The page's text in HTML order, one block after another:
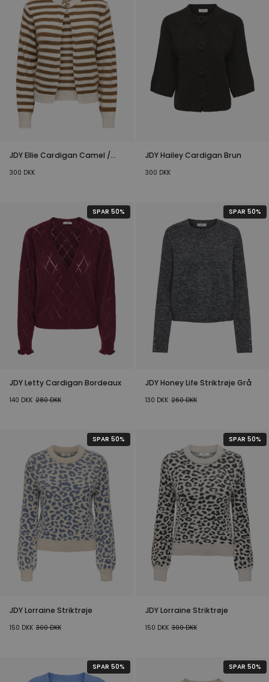
JDY Ellie Cardigan Camel /
300 DKK
JDY Hailey Cardigan Brun
300 DKK
SPAR 50%
JDY Letty Cardigan Bordeaux
140 DKK 280DKK
SPAR 50%
JDY Honey Life Striktrøje Grå
130 DKK 260DKK
SPAR 50%
JDY Lorraine Striktrøje
150 DKK 300DKK
SPAR 50%
JDY Lorraine Striktrøje
150 DKK 300DKK
SPAR 50% SPAR 50%